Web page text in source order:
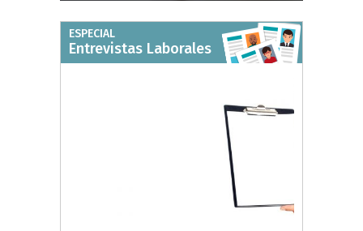
ESPECIAL
Entrevistas Laborales